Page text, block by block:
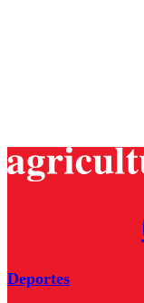
Deportes